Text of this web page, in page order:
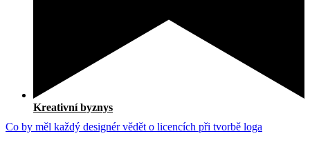
Kreativní byznys
Co by měl každý designér vědět o licencích při tvorbě loga